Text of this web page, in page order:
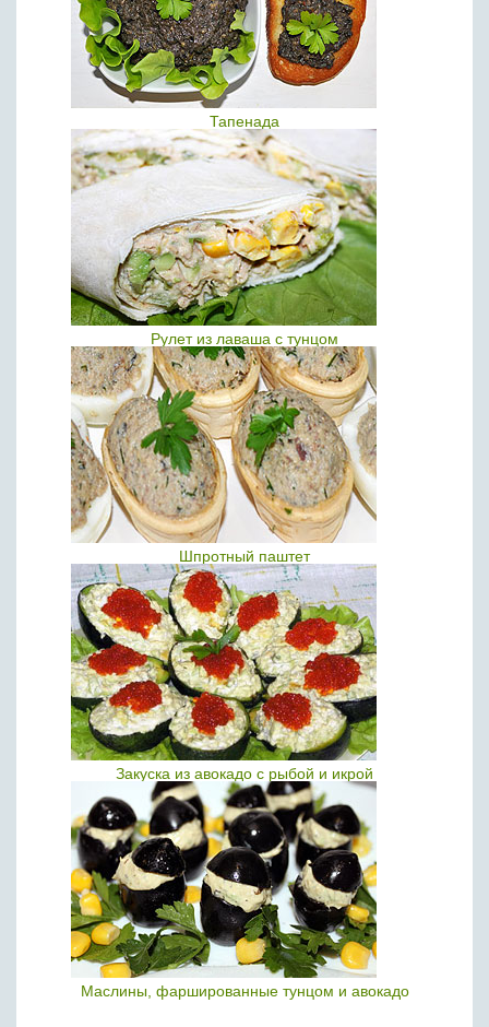
Тапенада
Рулет из лаваша с тунцом
Шпротный паштет
Закуска из авокадо с рыбой и икрой
Маслины, фаршированные тунцом и авокадо